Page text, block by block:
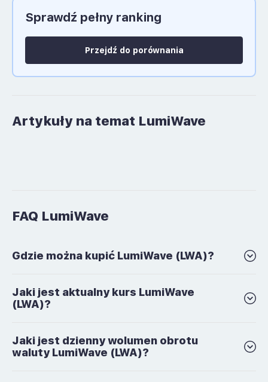
Język polski: NIE
Sprawdź pełny ranking
Przejdź do porównania
Artykuły na temat LumiWave
FAQ LumiWave
Gdzie można kupić LumiWave (LWA)?
Jaki jest aktualny kurs LumiWave
(LWA)?
Jaki jest dzienny wolumen obrotu
waluty LumiWave (LWA)?